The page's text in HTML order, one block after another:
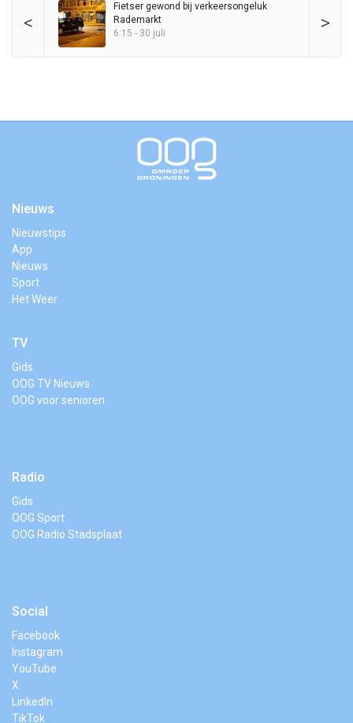
< >
Fietser gewond bij verkeersongeluk
Rademarkt
6:15 - 30 juli
Nieuws
Nieuwstips
App
Nieuws
Sport
Het Weer
TV
Gids
OOG TV Nieuws
OOG voor senioren
Radio
Gids
OOG Sport
OOG Radio Stadsplaat
Social
Facebook
Instagram
YouTube
X
LinkedIn
TikTok